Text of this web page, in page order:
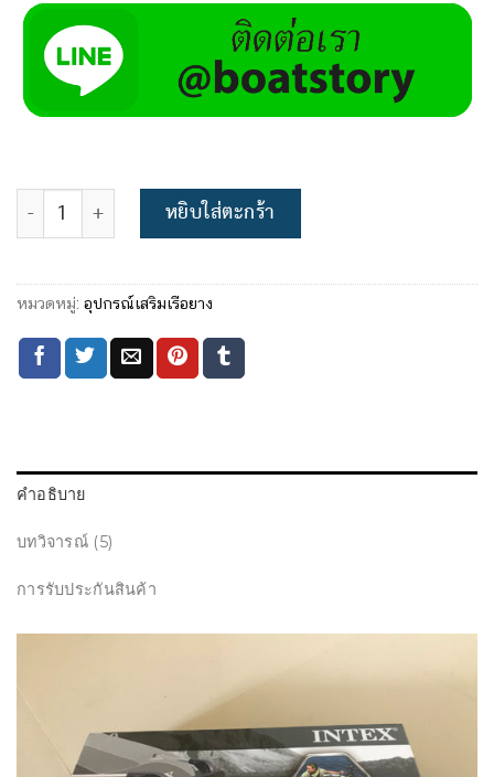
จำนวน แท่นวางเครื่องยนต์ ชิ้น
หยิบใส่ตะกร้า
หมวดหมู่: อุปกรณ์เสริมเรือยาง
คำอธิบาย
บทวิจารณ์ (5)
การรับประกันสินค้า